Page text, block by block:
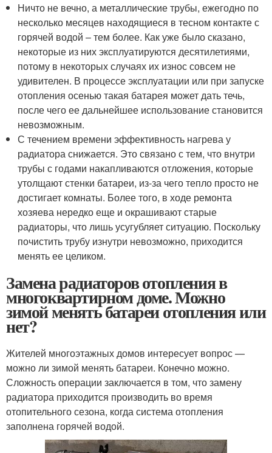
Ничто не вечно, а металлические трубы, ежегодно по
несколько месяцев находящиеся в тесном контакте с
горячей водой – тем более. Как уже было сказано,
некоторые из них эксплуатируются десятилетиями,
потому в некоторых случаях их износ совсем не
удивителен. В процессе эксплуатации или при запуске
отопления осенью такая батарея может дать течь,
после чего ее дальнейшее использование становится
невозможным.
С течением времени эффективность нагрева у
радиатора снижается. Это связано с тем, что внутри
трубы с годами накапливаются отложения, которые
утолщают стенки батареи, из-за чего тепло просто не
достигает комнаты. Более того, в ходе ремонта
хозяева нередко еще и окрашивают старые
радиаторы, что лишь усугубляет ситуацию. Поскольку
почистить трубу изнутри невозможно, приходится
менять ее целиком.
Замена радиаторов отопления в
многоквартирном доме. Можно
зимой менять батареи отопления или
нет?
Жителей многоэтажных домов интересует вопрос —
можно ли зимой менять батареи. Конечно можно.
Сложность операции заключается в том, что замену
радиатора приходится производить во время
отопительного сезона, когда система отопления
заполнена горячей водой.